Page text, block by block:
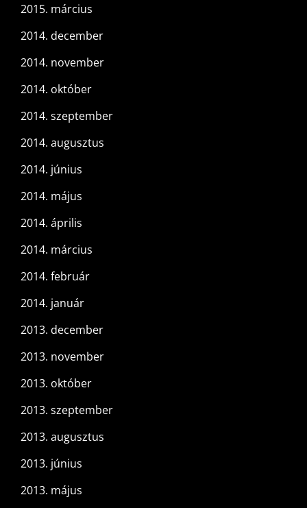
2015. március
2014. december
2014. november
2014. október
2014. szeptember
2014. augusztus
2014. június
2014. május
2014. április
2014. március
2014. február
2014. január
2013. december
2013. november
2013. október
2013. szeptember
2013. augusztus
2013. június
2013. május